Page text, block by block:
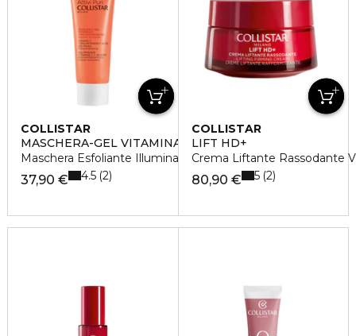
COLLISTAR
MASCHERA-GEL VITAMINA C + POLIDROSSIACIDI
Maschera Esfoliante Illuminante
37,90 € 4.5 2
COLLISTAR
LIFT HD+
Crema Liftante Rassodante
80,90 € 5 2